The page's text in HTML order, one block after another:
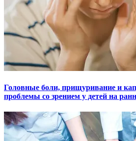
Головные боли, прищуривание и
проблемы со зрением у детей на